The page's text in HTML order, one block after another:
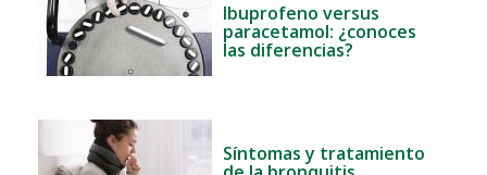
Ibuprofeno versus
paracetamol: ¿conoces
las diferencias?
Síntomas y tratamiento